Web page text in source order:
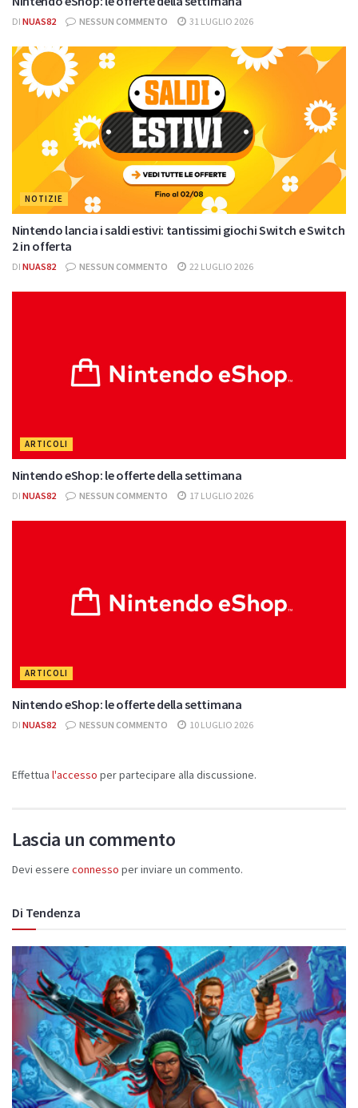
DI NUAS82 NESSUN COMMENTO 31 LUGLIO 2026
NOTIZIE
Nintendo lancia i saldi estivi: tantissimi giochi Switch e Switch
2 in offerta
DI NUAS82 NESSUN COMMENTO 22 LUGLIO 2026
ARTICOLI
Nintendo eShop: le offerte della settimana
DI NUAS82 NESSUN COMMENTO 17 LUGLIO 2026
ARTICOLI
Nintendo eShop: le offerte della settimana
DI NUAS82 NESSUN COMMENTO 10 LUGLIO 2026
Effettua l'accesso per partecipare alla discussione.
Lascia un commento
Devi essere connesso per inviare un commento.
Di Tendenza